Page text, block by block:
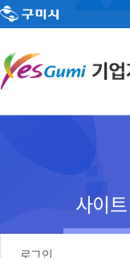
사이